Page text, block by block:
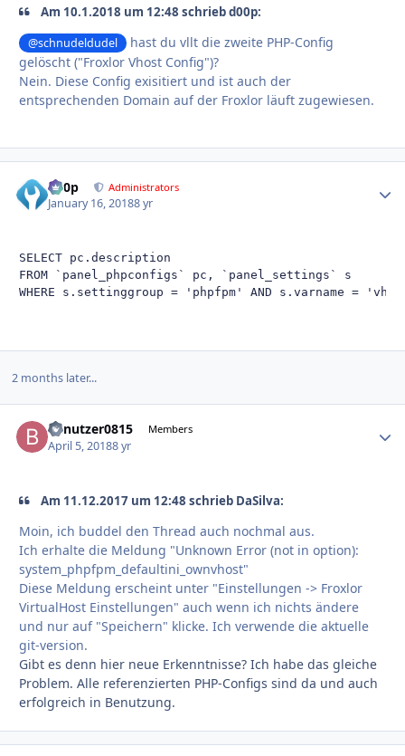
Am 10.1.2018 um 12:48 schrieb d00p:
@schnudeldudel
hast du vllt die zweite PHP-Config
gelöscht ("Froxlor Vhost Config")?
Nein. Diese Config exisitiert und ist auch der
entsprechenden Domain auf der Froxlor läuft zugewiesen.
d00p Administrators
January 16, 20188 yr
SELECT pc.description
FROM `panel_phpconfigs` pc, `panel_settings` s
WHERE s.settinggroup = 'phpfpm' AND s.varname =
2 months later...
benutzer0815 Members
April 5, 20188 yr
Am 11.12.2017 um 12:48 schrieb DaSilva:
Moin, ich buddel den Thread auch nochmal aus.
Ich erhalte die Meldung "Unknown Error (not in option):
system_phpfpm_defaultini_ownvhost"
Diese Meldung erscheint unter "Einstellungen -> Froxlor
VirtualHost Einstellungen" auch wenn ich nichts ändere
und nur auf "Speichern" klicke. Ich verwende die aktuelle
git-version.
Gibt es denn hier neue Erkenntnisse? Ich habe das gleiche
Problem. Alle referenzierten PHP-Configs sind da und auch
erfolgreich in Benutzung.